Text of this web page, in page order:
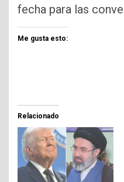
fecha para las
Me gusta esto:
Relacionado